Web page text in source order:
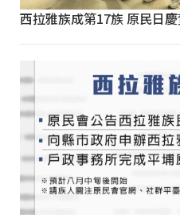
西拉雅族成第17族 原民日